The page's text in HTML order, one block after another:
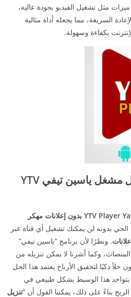
ميزات مثل تشغيل الفيديو بجودة عالية،
السريعة، مما يجعله أداة مثالية
بكفاءة وسهولة.
حول عن تحميل تحميل مشغل ياسين تيفي YTV
بدونه لن يمكنك تشغيل أي قناة عبر
. ونظرًا لأن برنامج “ياسين تيفي”
وكما أشرنا لا يمكن تنزيله من
ذكيًا لتحقيق الأرباح يعتمد هذا الحل
هذا الوسيط بشكل طبيعي في
بناءً على ذلك، يمكننا القول أن “تنزيل